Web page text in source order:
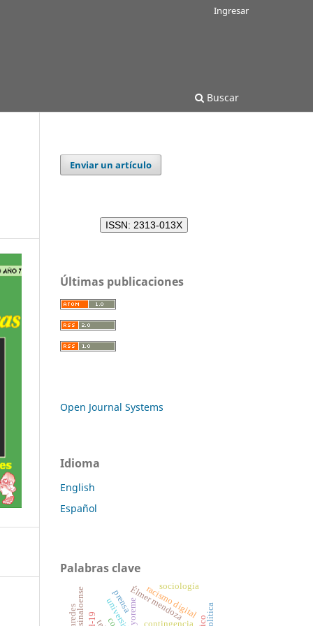
Buscar
Ingresar
Enviar un artículo
ISSN: 2313-013X
Últimas publicaciones
Open Journal Systems
Idioma
English
Español
Palabras clave
contingencia
Élmer mendoza
yoreme racismo digital
sociología
prensa